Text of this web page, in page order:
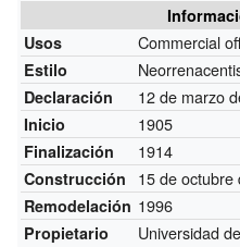
Usos
Commercial
Estilo
Declaración 12 de marzo
Inicio 1905
Finalización 1914
Construcción 15 de octubre
Remodelación 1996
Propietario
Universidad